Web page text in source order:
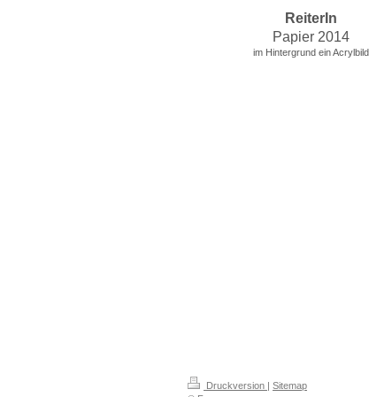
ReiterIn
Papier 2014
im Hintergrund ein Acrylbild
Druckversion | Sitemap